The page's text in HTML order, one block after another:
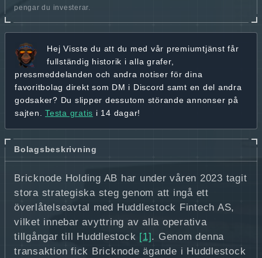
pengar du investerar.
Hej Visste du att du med vår premiumtjänst får
fullständig historik i alla grafer,
pressmeddelanden och andra notiser för dina
favoritbolag direkt som DM i Discord samt en del andra
godsaker? Du slipper dessutom störande annonser på
sajten. Testa gratis i 14 dagar!
Bolagsbeskrivning
Bricknode Holding AB har under våren 2023 tagit
stora strategiska steg genom att ingå ett
överlåtelseavtal med Huddlestock Fintech AS,
vilket innebar avyttring av alla operativa
tillgångar till Huddlestock [1] . Genom denna
transaktion fick Bricknode ägande i Huddlestock